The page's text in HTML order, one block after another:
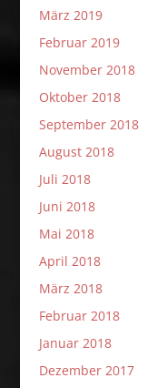
März 2019
Februar 2019
November 2018
Oktober 2018
September 2018
August 2018
Juli 2018
Juni 2018
Mai 2018
April 2018
März 2018
Februar 2018
Januar 2018
Dezember 2017